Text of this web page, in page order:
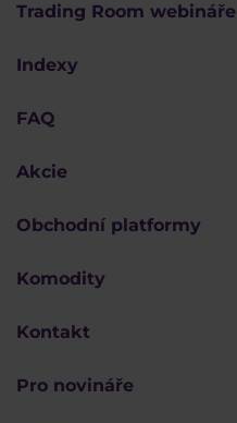
Trading Room webináře
Indexy
FAQ
Akcie
Obchodní platformy
Komodity
Kontakt
Pro novináře